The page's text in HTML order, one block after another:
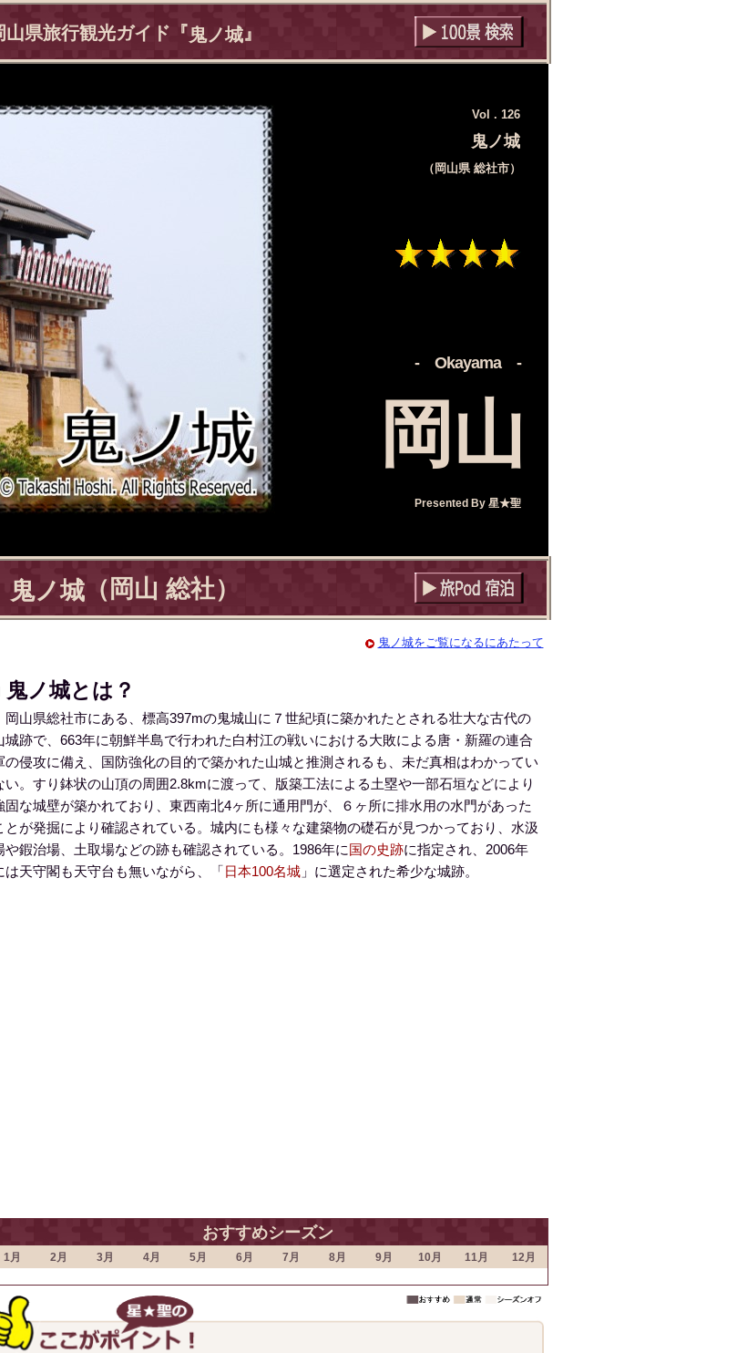
山県旅行観光ガイド『鬼ノ城』
Vol . 126
鬼ノ城
（岡山県 総社市）
‐ Okayama ‐
岡山
Presented By 星★聖
鬼ノ城 （岡山 総社）
鬼ノ城をご覧になるにあたって
鬼ノ城とは？
岡山県総社市にある、標高397mの鬼城山に７世紀頃に築かれたとされる壮大な古代の
城跡で、663年に朝鮮半島で行われた白村江の戦いにおける大敗による唐・新羅の連合
の侵攻に備え、国防強化の目的で築かれた山城と推測されるも、未だ真相はわかってい
い。すり鉢状の山頂の周囲2.8kmに渡って、版築工法による土塁や一部石垣などにより
固な城壁が築かれており、東西南北4ヶ所に通用門が、６ヶ所に排水用の水門があった
とが発掘により確認されている。城内にも様々な建築物の礎石が見つかっており、水汲
や鍜治場、土取場などの跡も確認されている。1986年に国の史跡に指定され、2006年
は天守閣も天守台も無いながら、「日本100名城」に選定された希少な城跡。
おすすめシーズン
1月 2月 3月 4月 5月 6月 7月 8月 9月 10月 11月 12月